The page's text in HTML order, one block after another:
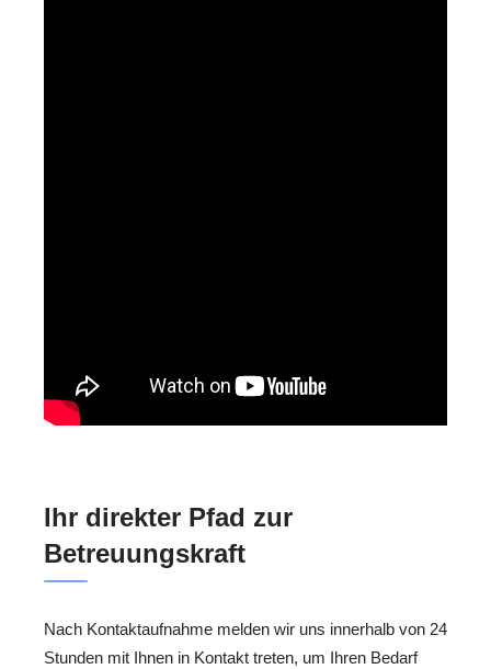
Ihr direkter Pfad zur
Betreuungskraft
Nach Kontaktaufnahme melden wir uns innerhalb von 24
Stunden mit Ihnen in Kontakt treten, um Ihren Bedarf